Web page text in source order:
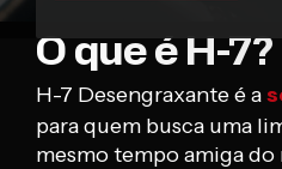
O que é H-7?
H-7 Desengraxante é a
para quem busca uma
mesmo tempo amiga